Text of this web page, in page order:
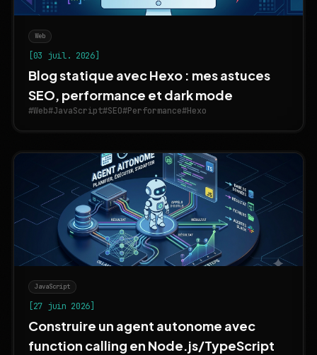
Web
[03 juil. 2026]
Blog statique avec Hexo : mes astuces
SEO, performance et dark mode
#Web#JavaScript#SEO#Performance#Hexo
JavaScript
[27 juin 2026]
Construire un agent autonome avec
function calling en Node.js/TypeScript